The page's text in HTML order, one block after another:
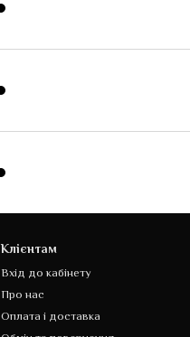
Клієнтам
Вхід до кабінету
Про нас
Оплата і доставка